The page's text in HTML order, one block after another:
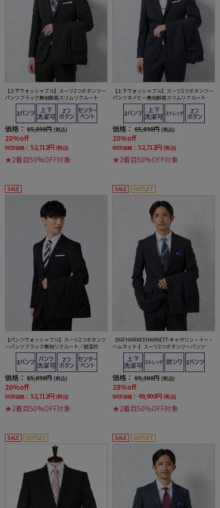
【上下ウォッシャブル】スーツ2つボタンツー
パンツブラック無地脚長スリムリクルート／
就活対応RESPECTNERO通年【定番】【スリ
ムデザイン】
価格： 65,890円 (税込)
20%off
WEB価格： 52,712円 (税込)
★2着目50%OFF対象
【上下ウォッシャブル】スーツ2つボタンツー
パンツネイビー無地脚長スリムリクルート／
就活対応RESPECTNERO通年【定番】【スリ
ムデザイン】
価格： 65,890円 (税込)
20%off
WEB価格： 52,712円 (税込)
★2着目50%OFF対象
SALE
【パンツウォッシャブル】スーツ2つボタンツ
ーパンツブラック無地リクルート／就活対応R
ESPECTNERO通年【定番】【スリムデザイ
価格： 65,890円 (税込)
20%off
WEB価格： 52,712円 (税込)
★2着目50%OFF対象
SALE OUTLET
【KATHARINEEHAMNETT-キャサリン・イー・
ハムネット-】スーツ2つボタンツーパンツ上下
ウォッシャブル防シワネイビーシャドウスト
ライプ秋冬
価格： 69,300円 (税込)
28%off
WEB価格： 49,900円 (税込)
★2着目50%OFF対象
SALE OUTLET SALE OUTLET